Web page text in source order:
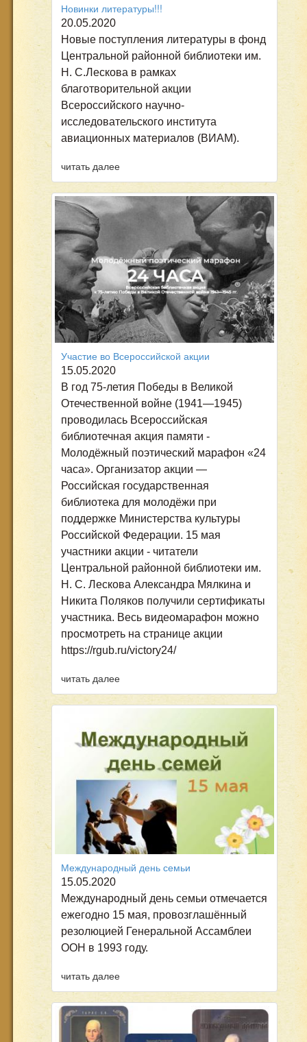
Новинки литературы!!!
20.05.2020
Новые поступления литературы в фонд
Центральной районной библиотеки им.
Н. С.Лескова в рамках
благотворительной акции
Всероссийского научно-
исследовательского института
авиационных материалов (ВИАМ).
читать далее
Участие во Всероссийской акции
15.05.2020
В год 75-летия Победы в Великой
Отечественной войне (1941—1945)
проводилась Всероссийская
библиотечная акция памяти -
Молодёжный поэтический марафон «24
часа». Организатор акции —
Российская государственная
библиотека для молодёжи при
поддержке Министерства культуры
Российской Федерации. 15 мая
участники акции - читатели
Центральной районной библиотеки им.
Н. С. Лескова Александра Мялкина и
Никита Поляков получили сертификаты
участника. Весь видеомарафон можно
просмотреть на странице акции
https://rgub.ru/victory24/
читать далее
Международный день семьи
15.05.2020
Международный день семьи отмечается
ежегодно 15 мая, провозглашённый
резолюцией Генеральной Ассамблеи
ООН в 1993 году.
читать далее